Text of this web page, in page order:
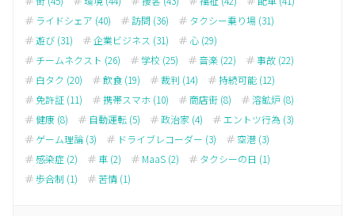
ライドシェア (40)
訪問 (36)
タクシー乗り場 (31)
遊び (31)
企業ビジネス (31)
心 (29)
チームネクスト (26)
学校 (25) 音楽 (22)
事故 (22)
白タク (20)
飲食 (19) 裁判 (14)
持続可能 (12)
免許証 (11)
携帯スマホ (10) 商店街 (8)
溶鉱炉 (8)
健康 (8)
自動運転 (5) 政治家 (4)
エントツ行為 (3)
ゲーム理論 (3)
ドライブレコーダー (3)
空港 (3)
感染症 (2)
車 (2) MaaS (2)
タクシーの日 (1)
歩合制 (1)
苦情 (1)